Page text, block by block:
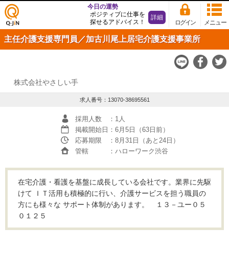
仕事
探し
の求
Q-JiN
メニュー
ログイン
今日の運勢
ポジティブに仕事を
探せるアドバイス！
詳細
主任介護支援専門員／加古川尾上居宅介護支援事業所
株式会社やさしい手
求人番号：13070-38695561
採用人数
：1人
掲載開始日 ：6月5日（63日前）
応募期限
：8月31日（あと24日）
管轄
：ハローワーク渋谷
在宅介護・看護を基盤に成長している会社です。業界に先駆
けて ＩＴ活用も積極的に行い、介護サービスを担う職員の
方にも様々な サポート体制があります。 １３－ユー０５
０１２５